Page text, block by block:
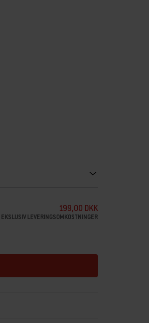
199,00 DKK
LEVERINGSOMKOSTNINGER